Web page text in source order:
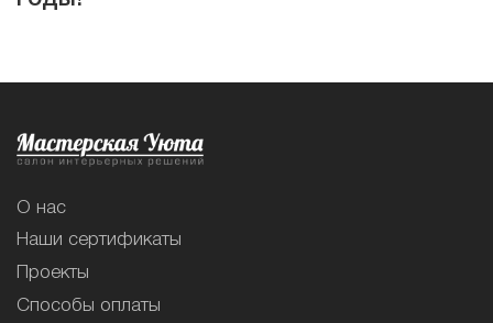
О нас
Наши сертификаты
Проекты
Способы оплаты